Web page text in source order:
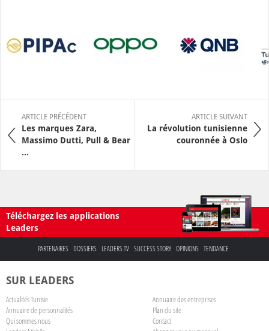
ARTICLE PRÉCÉDENT
Les marques Zara,
Massimo Dutti, Pull & Bear
...
ARTICLE SUIVANT
La révolution tunisienne
couronnée à Oslo
Téléchargez les applications
Leaders
PARTENAIRES DOSSIERS LEADERS TV SUCCESS STORY OPINIONS TENDANCE
SUR LEADERS
Actualités Tunisie
Annuaire des entreprises
Annuaire de personnalités
Plan du site
Qui sommes nous
Contact